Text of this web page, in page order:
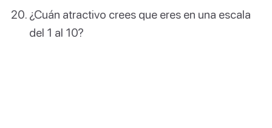
¿Cuán atractivo crees que eres en una escala
del 1 al 10?